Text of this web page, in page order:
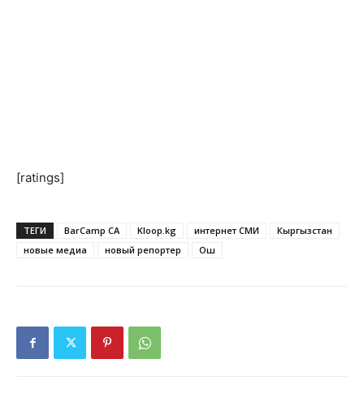
[ratings]
ТЕГИ BarCamp CA Kloop.kg интернет СМИ
Кыргызстан
новые медиа
новый репортер Ош